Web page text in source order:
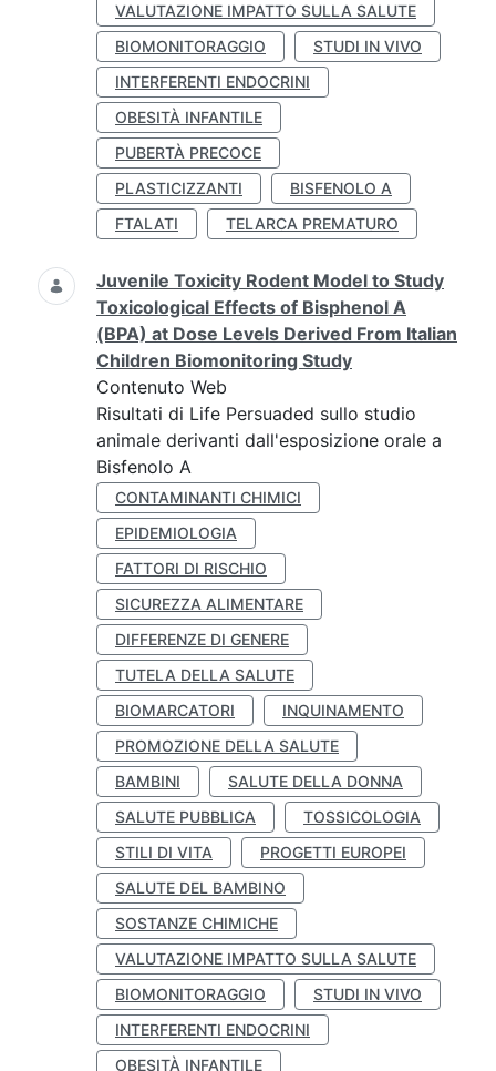
VALUTAZIONE IMPATTO SULLA SALUTE
BIOMONITORAGGIO
STUDI IN VIVO
INTERFERENTI ENDOCRINI
OBESITÀ INFANTILE
PUBERTÀ PRECOCE
PLASTICIZZANTI
BISFENOLO A
FTALATI
TELARCA PREMATURO
Juvenile Toxicity Rodent Model to Study
Toxicological Effects of Bisphenol A
(BPA) at Dose Levels Derived From Italian
Children Biomonitoring Study
Contenuto Web
Risultati di Life Persuaded sullo studio
animale derivanti dall'esposizione orale a
Bisfenolo A
CONTAMINANTI CHIMICI
EPIDEMIOLOGIA
FATTORI DI RISCHIO
SICUREZZA ALIMENTARE
DIFFERENZE DI GENERE
TUTELA DELLA SALUTE
BIOMARCATORI
INQUINAMENTO
PROMOZIONE DELLA SALUTE
BAMBINI
SALUTE DELLA DONNA
SALUTE PUBBLICA
TOSSICOLOGIA
STILI DI VITA
PROGETTI EUROPEI
SALUTE DEL BAMBINO
SOSTANZE CHIMICHE
VALUTAZIONE IMPATTO SULLA SALUTE
BIOMONITORAGGIO
STUDI IN VIVO
INTERFERENTI ENDOCRINI
OBESITÀ INFANTILE